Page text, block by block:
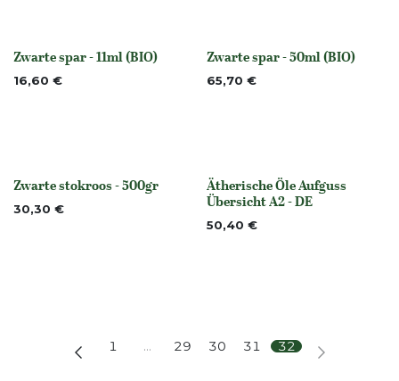
None
Zwarte spar - 11ml (BIO)
16,60 € None
Zwarte spar - 50ml (BIO)
65,70 €
Niet op voorraad
Zwarte stokroos - 500gr
30,30 € None
Ätherische Öle Aufguss
Übersicht A2 - DE
50,40 €
1 … 29 30 31 32